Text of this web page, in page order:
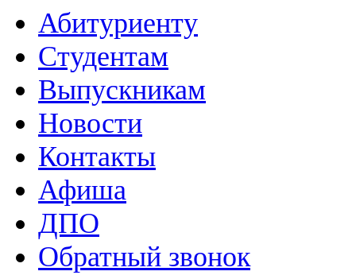
Абитуриенту
Студентам
Выпускникам
Новости
Контакты
Афиша
ДПО
Обратный звонок